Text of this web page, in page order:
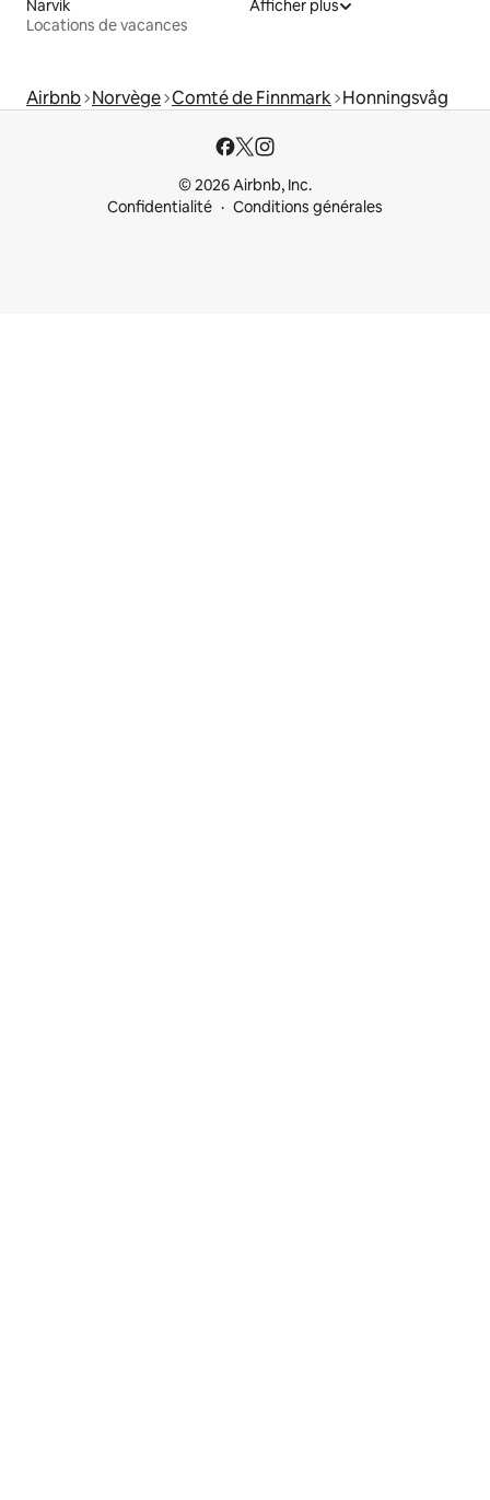
Narvik
Locations de vacances
Afficher plus
Airbnb Norvège Comté de Finnmark Honningsvåg
© 2026 Airbnb, Inc.
Confidentialité
Conditions générales